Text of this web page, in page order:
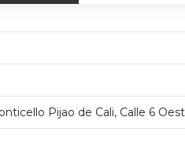
Pijao de Cali, Calle 6